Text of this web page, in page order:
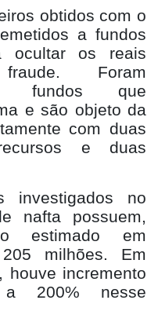
obtidos com o
a fundos
ocultar os reais
Foram
fundos que
e são objeto da
com duas
e duas
investigados no
nafta possuem,
estimado em
milhões. Em
houve incremento
a 200% nesse